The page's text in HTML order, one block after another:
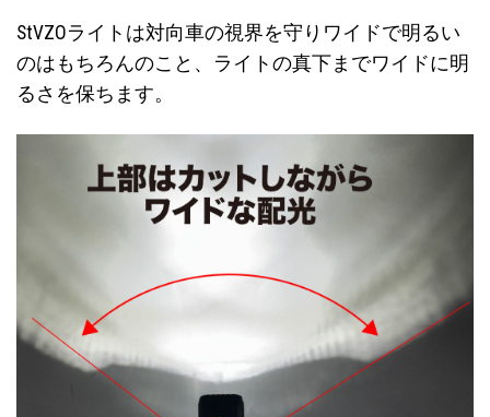
StVZOライトは対向車の視界を守りワイドで明るい
のはもちろんのこと、ライトの真下までワイドに明
るさを保ちます。